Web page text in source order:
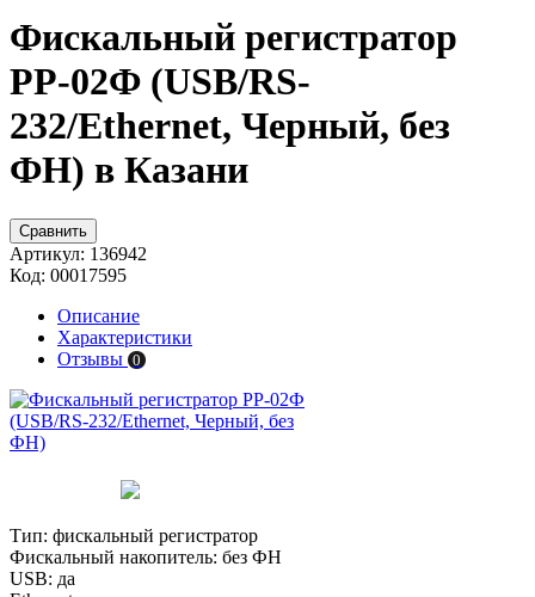
Фискальный регистратор
РР-02Ф (USB/RS-
232/Ethernet, Черный, без
ФН) в Казани
Сравнить
Артикул: 136942
Код: 00017595
Описание
Характеристики
Отзывы 0
Тип: фискальный регистратор
Фискальный накопитель: без ФН
USB: да